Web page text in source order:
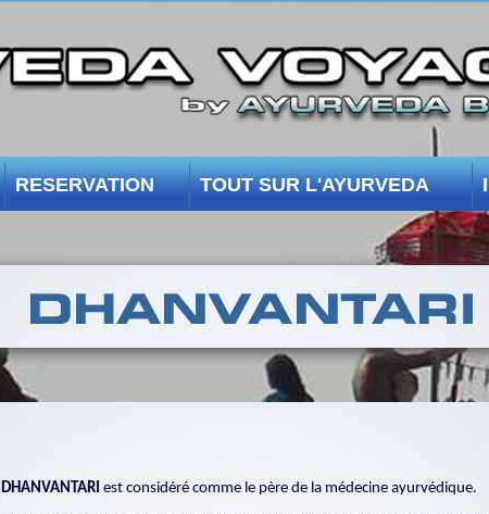
DHANVANTARI est considéré comme le père de la médecine ayurvédique.
RESERVATION TOUT SUR L'AYURVEDA